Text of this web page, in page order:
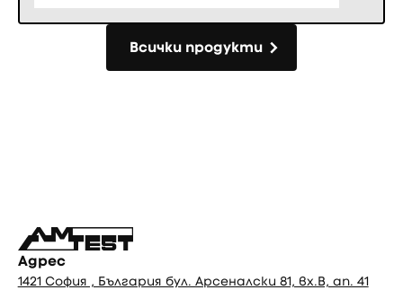
Всички продукти
Адрес
1421 София , България бул. Арсеналски 81, вх.В, ап. 41